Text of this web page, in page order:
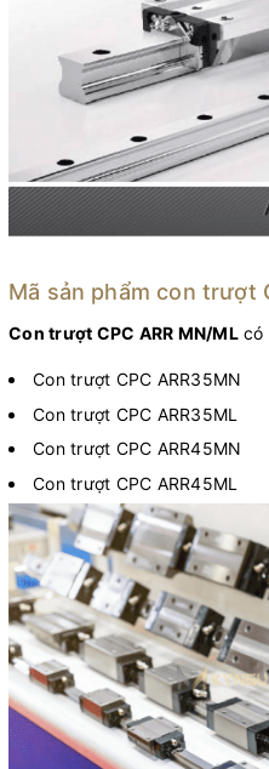
Mã sản phẩm con trượt
Con trượt CPC ARR MN/MLcó
Con trượt CPC ARR35MN
Con trượt CPC ARR35ML
Con trượt CPC ARR45MN
Con trượt CPC ARR45ML